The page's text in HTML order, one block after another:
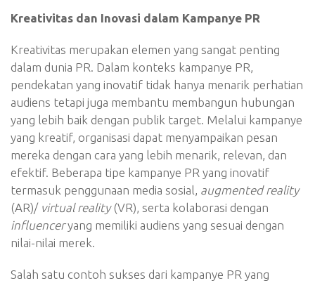
Kreativitas dan Inovasi dalam Kampanye PR
Kreativitas merupakan elemen yang sangat penting
dalam dunia PR. Dalam konteks kampanye PR,
pendekatan yang inovatif tidak hanya menarik perhatian
audiens tetapi juga membantu membangun hubungan
yang lebih baik dengan publik target. Melalui kampanye
yang kreatif, organisasi dapat menyampaikan pesan
mereka dengan cara yang lebih menarik, relevan, dan
efektif. Beberapa tipe kampanye PR yang inovatif
termasuk penggunaan media sosial, augmented reality
(AR)/ virtual reality (VR), serta kolaborasi dengan
influenceryang memiliki audiens yang sesuai dengan
nilai-nilai merek.
Salah satu contoh sukses dari kampanye PR yang